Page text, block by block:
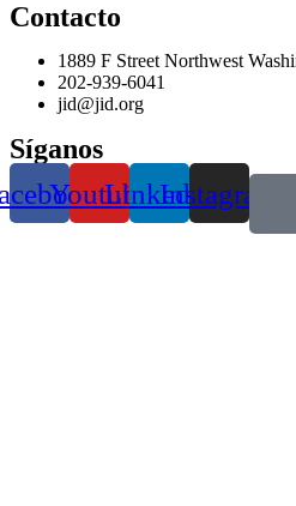
Contacto
1889 F Street Northwest
202-939-6041
jid@jid.org
Síganos
YoutubeLinkedin
Instagram